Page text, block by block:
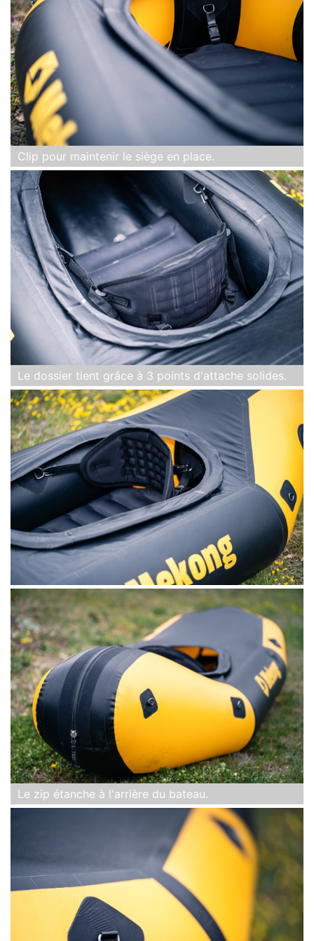
Clip pour maintenir le siège en place.
Le dossier tient grâce à 3 points d'attache solides.
Le zip étanche à l'arrière du bateau.